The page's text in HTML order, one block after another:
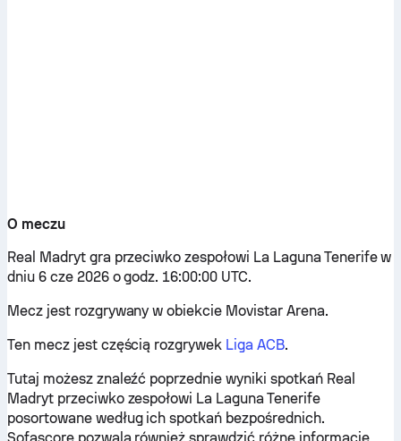
O meczu
Real Madryt gra przeciwko zespołowi La Laguna Tenerife w
dniu 6 cze 2026 o godz. 16:00:00 UTC.
Mecz jest rozgrywany w obiekcie Movistar Arena.
Ten mecz jest częścią rozgrywek Liga ACB.
Tutaj możesz znaleźć poprzednie wyniki spotkań Real
Madryt przeciwko zespołowi La Laguna Tenerife
posortowane według ich spotkań bezpośrednich.